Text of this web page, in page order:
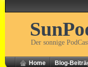
Der sonnige
Home Blog-